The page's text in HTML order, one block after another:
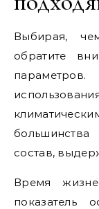
Выбирая,
обратите
состав,
Время
показатель